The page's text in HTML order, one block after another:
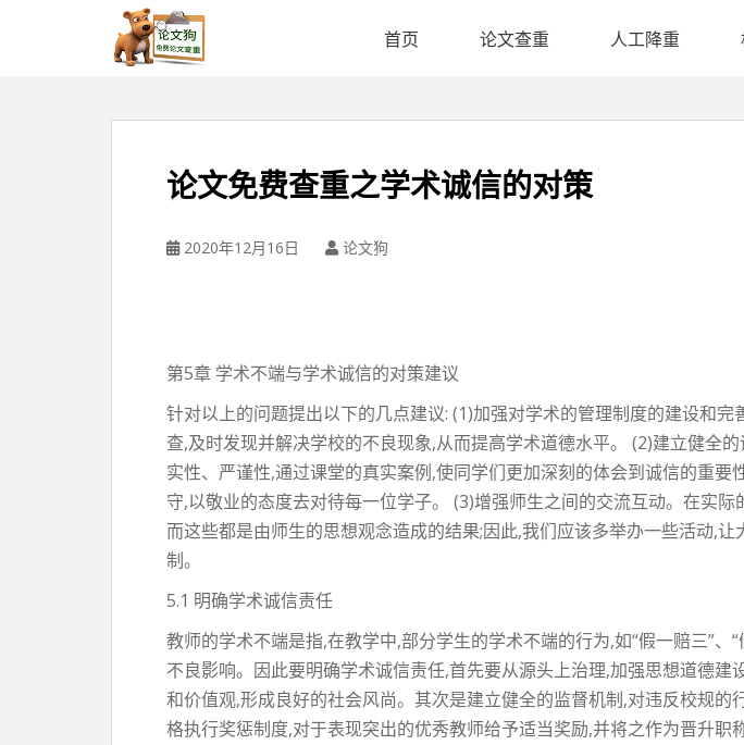
首页 论文查重 人工降重
论文免费查重之学术诚信的对策
2020年12月16日 论文狗
第5章 学术不端与学术诚信的对策建议
针对以上的问题提出以下的几点建议: (1)加强对学术的管理制度的建设和
查,及时发现并解决学校的不良现象,从而提高学术道德水平。 (2)建立健全
实性、严谨性,通过课堂的真实案例,使同学们更加深刻的体会到诚信的重
守,以敬业的态度去对待每一位学子。 (3)增强师生之间的交流互动。在实
而这些都是由师生的思想观念造成的结果;因此,我们应该多举办一些活动,
制。
5.1 明确学术诚信责任
教师的学术不端是指,在教学中,部分学生的学术不端的行为,如“假一赔三”
不良影响。因此要明确学术诚信责任,首先要从源头上治理,加强思想道德
和价值观,形成良好的社会风尚。其次是建立健全的监督机制,对违反校规
格执行奖惩制度,对于表现突出的优秀教师给予适当奖励,并将之作为晋升